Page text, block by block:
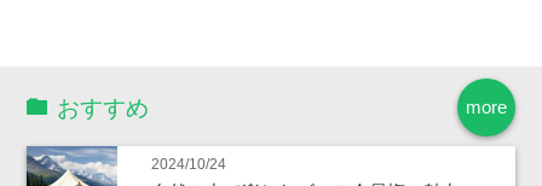
more
おすすめ
2024/10/24